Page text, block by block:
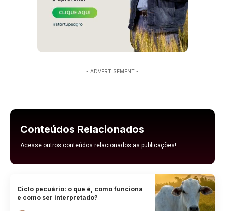
- ADVERTISEMENT -
Conteúdos Relacionados
Acesse outros conteúdos relacionados as publicações!
Ciclo pecuário: o que é, como funciona
e como ser interpretado?